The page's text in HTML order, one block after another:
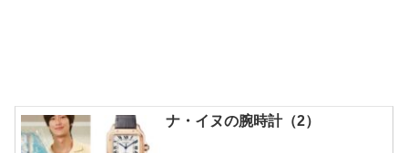
ナ・イヌの腕時計（2）